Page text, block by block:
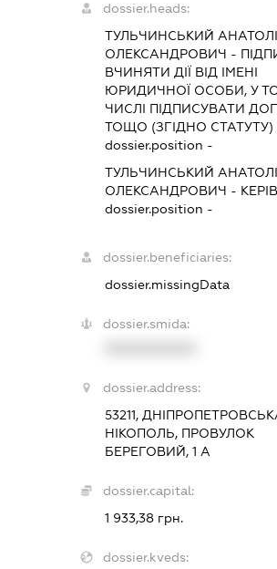
dossier.heads:
ТУЛЬЧИНСЬКИЙ
ОЛЕКСАНДРОВИЧ -
ВЧИНЯТИ ДІЇ ВІД ІМЕНІ
ЮРИДИЧНОЇ ОСОБИ, У
ЧИСЛІ ПІДПИСУВАТИ
ТОЩО (ЗГІДНО СТАТУТУ)
dossier.position -
ТУЛЬЧИНСЬКИЙ
ОЛЕКСАНДРОВИЧ -
dossier.position -
dossier.beneficiaries:
dossier.missingData
dossier.smida:
dossier.address:
53211,
НІКОПОЛЬ, ПРОВУЛОК
БЕРЕГОВИЙ, 1 А
dossier.capital:
1 933,38 грн.
dossier.kveds: